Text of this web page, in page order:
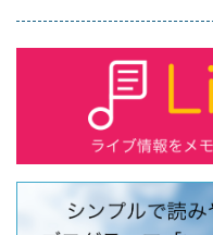
ビ
ゲ
ン